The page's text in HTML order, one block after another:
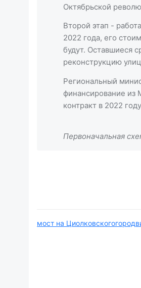
Октябрьской
Второй этап -
2022 года, его
будут. Оставшиеся
реконструкцию
Региональный
финансирование из
контракт в 2022
Первоначальная
мост на Циолковскогогород